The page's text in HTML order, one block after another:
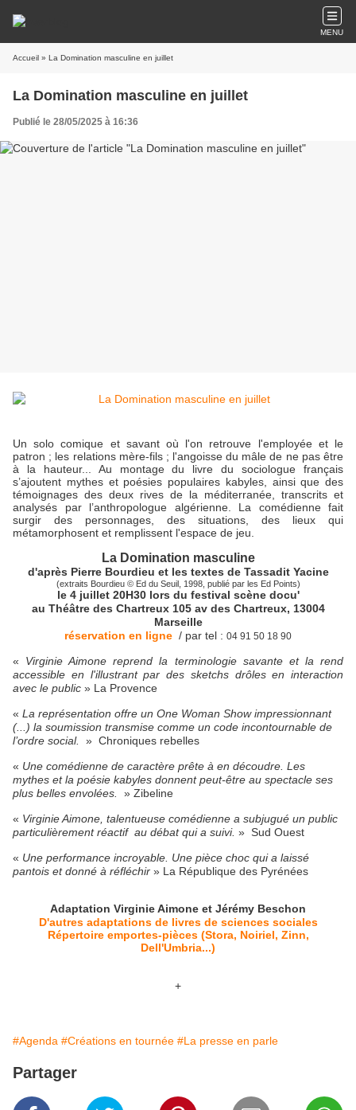
MENU
Accueil » La Domination masculine en juillet
La Domination masculine en juillet
Publié le 28/05/2025 à 16:36
Un solo comique et savant où l'on retrouve l'employée et le
patron ; les relations mère-fils ; l'angoisse du mâle de ne pas être
à la hauteur... Au montage du livre du sociologue français
s’ajoutent mythes et poésies populaires kabyles, ainsi que des
témoignages des deux rives de la méditerranée, transcrits et
analysés par l’anthropologue algérienne. La comédienne fait
surgir des personnages, des situations, des lieux qui
métamorphosent et remplissent l'espace de jeu.
La Domination masculine
d'après Pierre Bourdieu et les textes de Tassadit Yacine
(extraits Bourdieu © Ed du Seuil, 1998, publié par les Ed Points)
le 4 juillet 20H30 lors du festival scène docu'
au Théâtre des Chartreux 105 av des Chartreux, 13004
Marseille
réservation en ligne / par tel : 04 91 50 18 90
« Virginie Aimone reprend la terminologie savante et la rend
accessible en l'illustrant par des sketchs drôles en interaction
avec le public » La Provence
« La représentation offre un One Woman Show impressionnant
(...) la soumission transmise comme un code incontournable de
l’ordre social.
» Chroniques rebelles
« Une comédienne de caractère prête à en découdre. Les
mythes et la poésie kabyles donnent peut-être au spectacle ses
plus belles envolées.
» Zibeline
« Virginie Aimone, talentueuse comédienne a subjugué un public
particulièrement réactif au débat qui a suivi. » Sud Ouest
« Une performance incroyable. Une pièce choc qui a laissé
pantois et donné à réfléchir » La République des Pyrénées
Adaptation Virginie Aimone et Jérémy Beschon
D'autres adaptations de livres de sciences sociales
Répertoire emportes-pièces (Stora, Noiriel, Zinn,
Dell'Umbria...)
+
#Agenda #Créations en tournée #La presse en parle
Partager